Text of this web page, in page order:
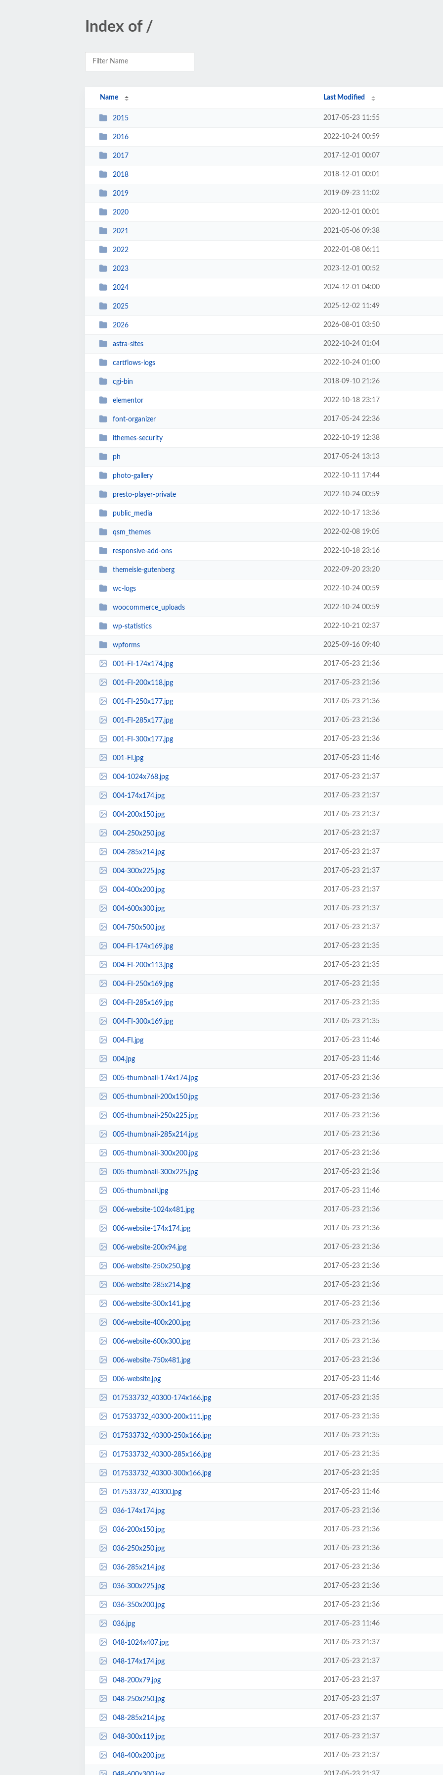
Index of /
Name Last Modified
2015 2017-05-23 11:55
2016 2022-10-24 00:59
2017 2017-12-01 00:07
2018 2018-12-01 00:01
2019 2019-09-23 11:02
2020 2020-12-01 00:01
2021 2021-05-06 09:38
2022 2022-01-08 06:11
2023 2023-12-01 00:52
2024 2024-12-01 04:00
2025 2025-12-02 11:49
2026 2026-08-01 03:50
astra-sites 2022-10-24 01:04
cartflows-logs 2022-10-24 01:00
cgi-bin 2018-09-10 21:26
elementor 2022-10-18 23:17
font-organizer 2017-05-24 22:36
ithemes-security 2022-10-19 12:38
ph 2017-05-24 13:13
photo-gallery 2022-10-11 17:44
presto-player-private 2022-10-24 00:59
public_media 2022-10-17 13:36
qsm_themes 2022-02-08 19:05
responsive-add-ons 2022-10-18 23:16
themeisle-gutenberg 2022-09-20 23:20
wc-logs 2022-10-24 00:59
woocommerce_uploads 2022-10-24 00:59
wp-statistics 2022-10-21 02:37
wpforms 2025-09-16 09:40
001-FI-174x174.jpg 2017-05-23 21:36
001-FI-200x118.jpg 2017-05-23 21:36
001-FI-250x177.jpg 2017-05-23 21:36
001-FI-285x177.jpg 2017-05-23 21:36
001-FI-300x177.jpg 2017-05-23 21:36
001-FI.jpg 2017-05-23 11:46
004-1024x768.jpg 2017-05-23 21:37
004-174x174.jpg 2017-05-23 21:37
004-200x150.jpg 2017-05-23 21:37
004-250x250.jpg 2017-05-23 21:37
004-285x214.jpg 2017-05-23 21:37
004-300x225.jpg 2017-05-23 21:37
004-400x200.jpg 2017-05-23 21:37
004-600x300.jpg 2017-05-23 21:37
004-750x500.jpg 2017-05-23 21:37
004-FI-174x169.jpg 2017-05-23 21:35
004-FI-200x113.jpg 2017-05-23 21:35
004-FI-250x169.jpg 2017-05-23 21:35
004-FI-285x169.jpg 2017-05-23 21:35
004-FI-300x169.jpg 2017-05-23 21:35
004-FI.jpg 2017-05-23 11:46
004.jpg 2017-05-23 11:46
005-thumbnail-174x174.jpg 2017-05-23 21:36
005-thumbnail-200x150.jpg 2017-05-23 21:36
005-thumbnail-250x225.jpg 2017-05-23 21:36
005-thumbnail-285x214.jpg 2017-05-23 21:36
005-thumbnail-300x200.jpg 2017-05-23 21:36
005-thumbnail-300x225.jpg 2017-05-23 21:36
005-thumbnail.jpg 2017-05-23 11:46
006-website-1024x481.jpg 2017-05-23 21:36
006-website-174x174.jpg 2017-05-23 21:36
006-website-200x94.jpg 2017-05-23 21:36
006-website-250x250.jpg 2017-05-23 21:36
006-website-285x214.jpg 2017-05-23 21:36
006-website-300x141.jpg 2017-05-23 21:36
006-website-400x200.jpg 2017-05-23 21:36
006-website-600x300.jpg 2017-05-23 21:36
006-website-750x481.jpg 2017-05-23 21:36
006-website.jpg 2017-05-23 11:46
017533732_40300-174x166.jpg 2017-05-23 21:35
017533732_40300-200x111.jpg 2017-05-23 21:35
017533732_40300-250x166.jpg 2017-05-23 21:35
017533732_40300-285x166.jpg 2017-05-23 21:35
017533732_40300-300x166.jpg 2017-05-23 21:35
017533732_40300.jpg 2017-05-23 11:46
036-174x174.jpg 2017-05-23 21:36
036-200x150.jpg 2017-05-23 21:36
036-250x250.jpg 2017-05-23 21:36
036-285x214.jpg 2017-05-23 21:36
036-300x225.jpg 2017-05-23 21:36
036-350x200.jpg 2017-05-23 21:36
036.jpg 2017-05-23 11:46
048-1024x407.jpg 2017-05-23 21:37
048-174x174.jpg 2017-05-23 21:37
048-200x79.jpg 2017-05-23 21:37
048-250x250.jpg 2017-05-23 21:37
048-285x214.jpg 2017-05-23 21:37
048-300x119.jpg 2017-05-23 21:37
048-400x200.jpg 2017-05-23 21:37